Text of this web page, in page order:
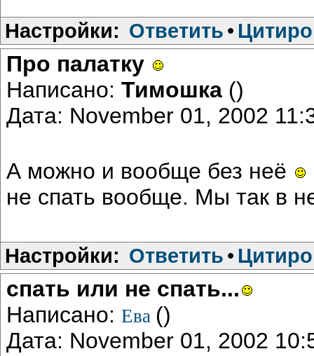
Настройки: Ответить •
Про палатку
Написано: Тимошка ()
Дата: November 01, 2002
А можно и вообще без неё
не спать вообще. Мы так в
Настройки: Ответить •
спать или не спать...
Написано: Ева ()
Дата: November 01, 2002